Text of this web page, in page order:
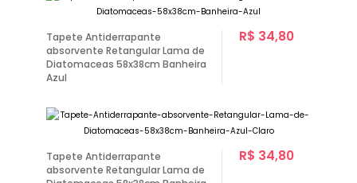
Tapete Antiderrapante
absorvente Retangular Lama de
Diatomaceas 58x38cm Banheira
Azul
R$ 34,80
Tapete Antiderrapante
absorvente Retangular Lama de
R$ 34,80